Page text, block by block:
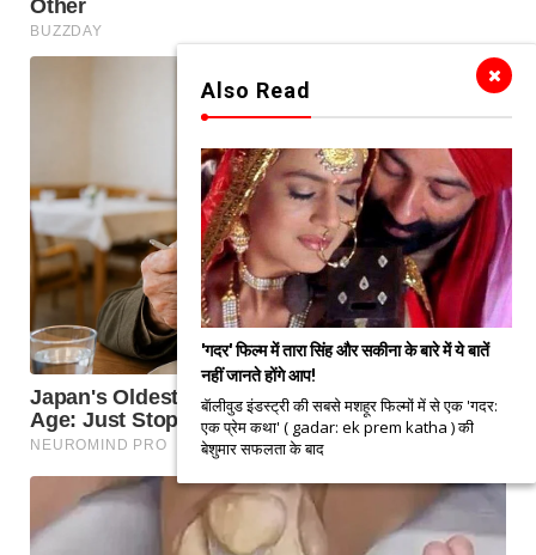
Also Read
'गदर' फिल्म में तारा सिंह और सकीना के बारे में ये बातें
नहीं जानते होंगे आप!
बॅालीवुड इंडस्ट्री की सबसे मशहूर फिल्मों में से एक 'गदर:
एक प्रेम कथा' ( gadar: ek prem katha ) की
बेशुमार सफलता के बाद